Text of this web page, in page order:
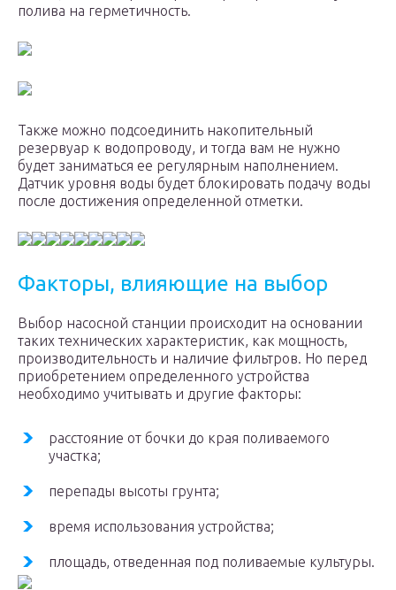
полива на герметичность.
Также можно подсоединить накопительный
резервуар к водопроводу, и тогда вам не нужно
будет заниматься ее регулярным наполнением.
Датчик уровня воды будет блокировать подачу воды
после достижения определенной отметки.
Факторы, влияющие на выбор
Выбор насосной станции происходит на основании
таких технических характеристик, как мощность,
производительность и наличие фильтров. Но перед
приобретением определенного устройства
необходимо учитывать и другие факторы:
расстояние от бочки до края поливаемого
участка;
перепады высоты грунта;
время использования устройства;
площадь, отведенная под поливаемые культуры.